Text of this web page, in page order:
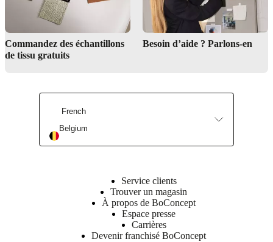
Commandez des échantillons
de tissu gratuits
Besoin d’aide ? Parlons-en
French
Belgium
Service clients
Trouver un magasin
À propos de BoConcept
Espace presse
Carrières
Devenir franchisé BoConcept